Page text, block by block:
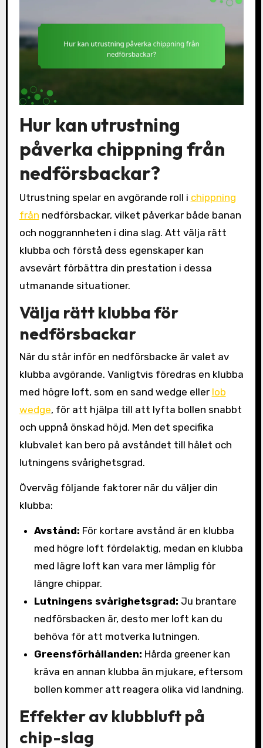
Hur kan utrustning
påverka chippning från
nedförsbackar?
Utrustning spelar en avgörande roll i chippning
från nedförsbackar, vilket påverkar både banan
och noggrannheten i dina slag. Att välja rätt
klubba och förstå dess egenskaper kan
avsevärt förbättra din prestation i dessa
utmanande situationer.
Välja rätt klubba för
nedförsbackar
När du står inför en nedförsbacke är valet av
klubba avgörande. Vanligtvis föredras en klubba
med högre loft, som en sand wedge eller lob
wedge, för att hjälpa till att lyfta bollen snabbt
och uppnå önskad höjd. Men det specifika
klubvalet kan bero på avståndet till hålet och
lutningens svårighetsgrad.
Överväg följande faktorer när du väljer din
klubba:
Avstånd: För kortare avstånd är en klubba
med högre loft fördelaktig, medan en klubba
med lägre loft kan vara mer lämplig för
längre chippar.
Lutningens svårighetsgrad: Ju brantare
nedförsbacken är, desto mer loft kan du
behöva för att motverka lutningen.
Greensförhållanden: Hårda greener kan
kräva en annan klubba än mjukare, eftersom
bollen kommer att reagera olika vid landning.
Effekter av klubbluft på
chip-slag